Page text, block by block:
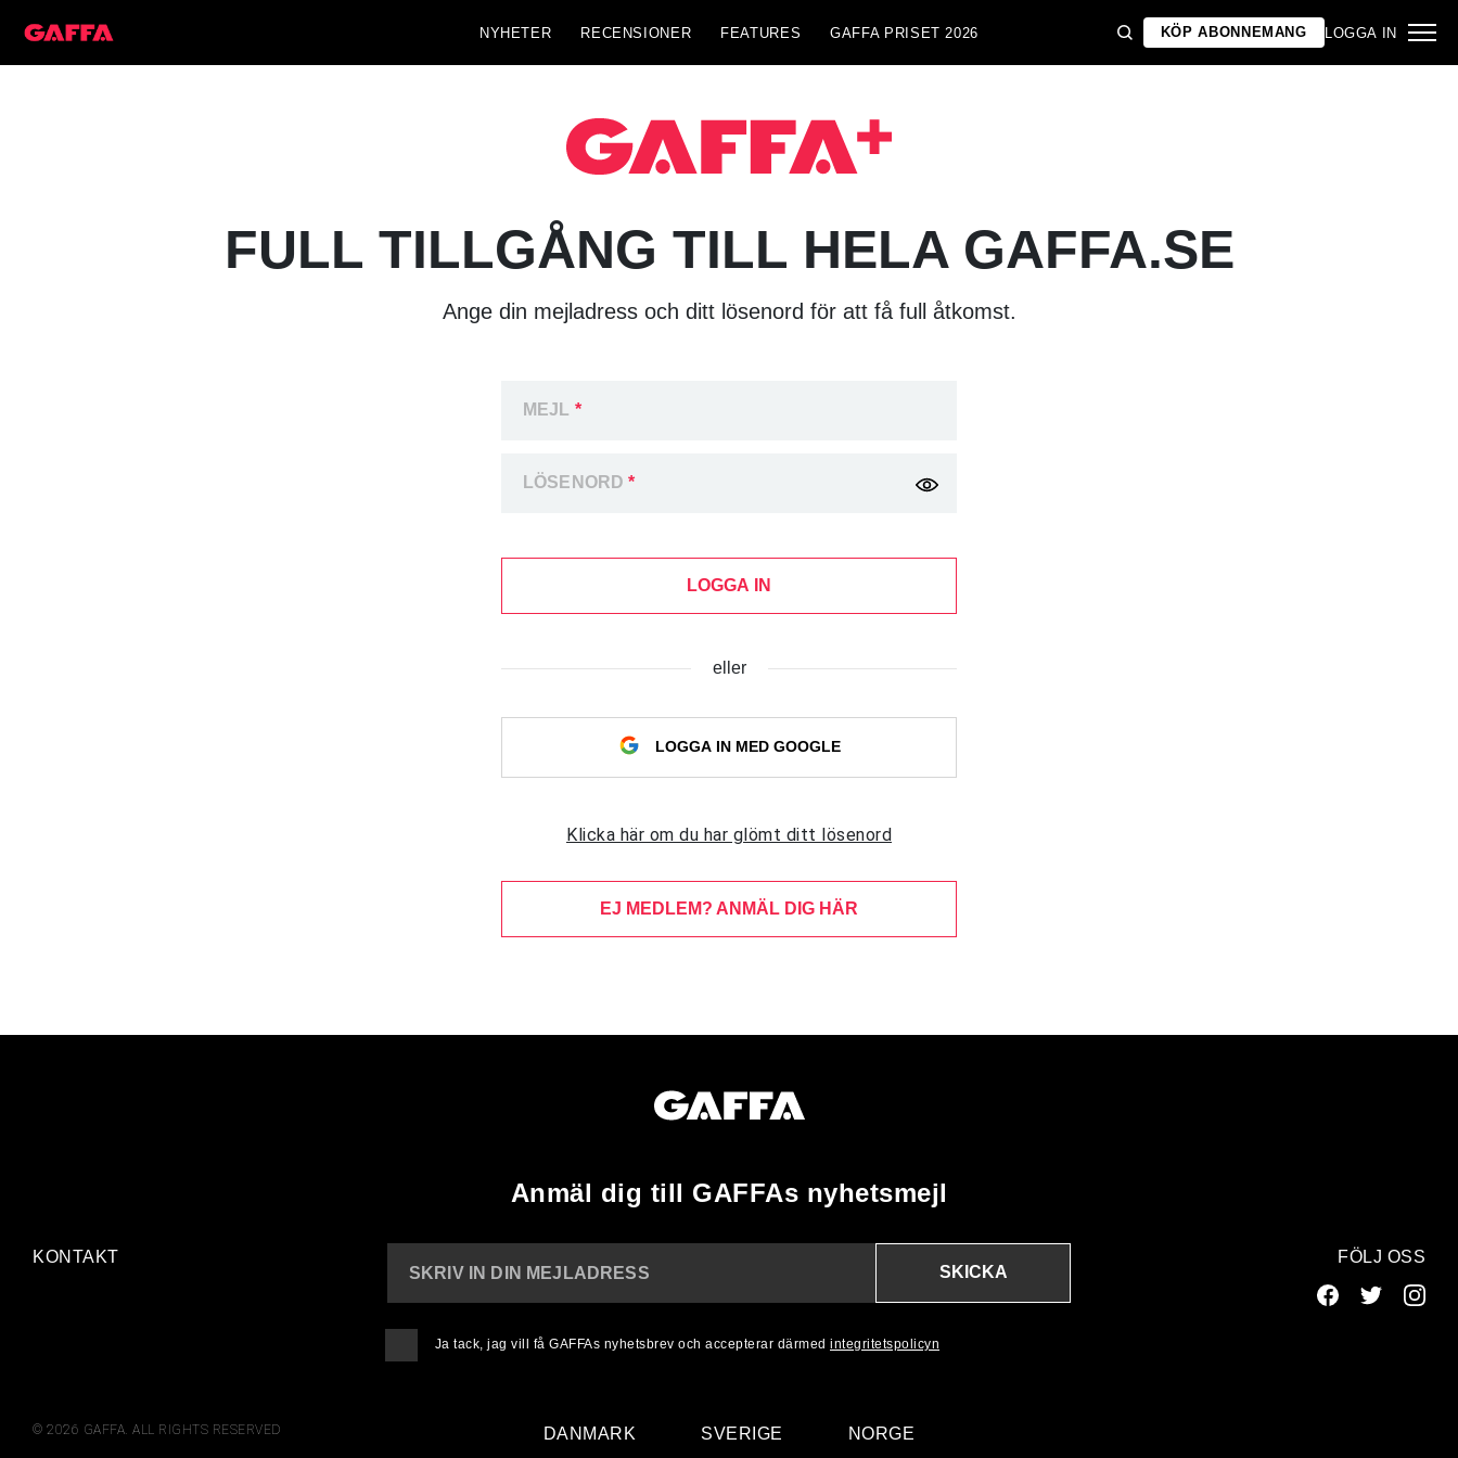
NYHETER RECENSIONER FEATURES GAFFA PRISET 2026 KÖP ABONNEMANG LOGGA IN
FULL TILLGÅNG TILL HELA GAFFA.SE
Ange din mejladress och ditt lösenord för att få full åtkomst.
MEJL *
LÖSENORD*
LOGGA IN
eller
LOGGA IN MED GOOGLE
Klicka här om du har glömt ditt lösenord
EJ MEDLEM? ANMÄL DIG HÄR
Anmäl dig till GAFFAs nyhetsmejl
KONTAKT
SKRIV IN DIN MEJLADRESS
SKICKA
Ja tack, jag vill få GAFFAs nyhetsbrev och accepterar därmed integritetspolicyn
FÖLJ OSS
© 2026 GAFFA. ALL RIGHTS RESERVED DANMARK SVERIGE NORGE